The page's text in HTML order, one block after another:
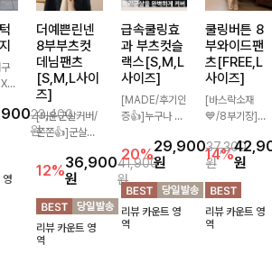
스
디
23,400
원
영
더예쁜린넨
8부부츠컷
데님팬츠
[S,M,L사이
즈]
[미운군살커버/
쫀쫀👍]군살을
부츠컷 핏에 발
목이 드러나는
8부 기장으로
다리를 슬림하고
길어보이게 만들
어주며 생지 소
12%36,900
원
41,900
원
리뷰 카운트 영
역
급속쿨링효
과 부츠컷슬
랙스[S,M,L
사이즈]
[MADE/후기인
증👍]누구나 갖
스:)베이직하지
만 부츠컷으로
이쁜 핏 연출은
물론,쫀쫀한 스
판끼로 하루종일
편안하게!
20%29,900
원
37,300
원
리뷰 카운트 영
역
쿨링버튼 8
부와이드팬
츠[FREE,L
사이즈]
[바스락소재
💙/8부기장]사
일이 은은한 포
인트가 되어주는
와이드 팬츠입니
다. 여유롭게 떨
어지는 실루엣과
가볍게 바스락거
14%원
리뷰 카운트 영
역